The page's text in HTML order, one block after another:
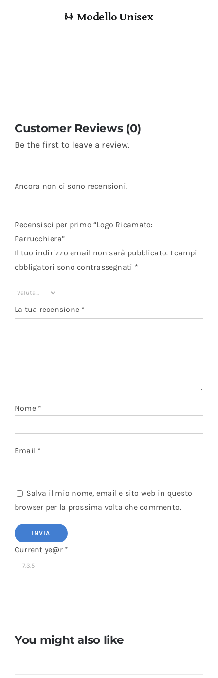
Modello Unisex
Customer Reviews (0)
Be the first to leave a review.
Ancora non ci sono recensioni.
Recensisci per primo “Logo Ricamato:
Parrucchiera”
Il tuo indirizzo email non sarà pubblicato. I campi
obbligatori sono contrassegnati *
La tua recensione *
Nome *
Email *
Salva il mio nome, email e sito web in questo
browser per la prossima volta che commento.
Current ye@r *
You might also like